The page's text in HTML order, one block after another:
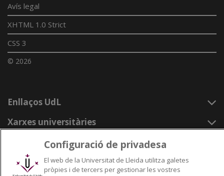
Avís legal
XHTML 1.0 Strict
CSS 3
© 2026
Enllaços UdL
Xarxes universitàries
Configuració de privadesa
El web de la Universitat de Lleida utilitza galetes
pròpies i de tercers per gestionar les vostres